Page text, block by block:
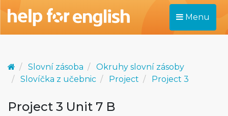
Menu
Slovní zásoba
Okruhy slovní zásoby
Slovíčka z učebnic
Project Project 3
Project 3 Unit 7 B